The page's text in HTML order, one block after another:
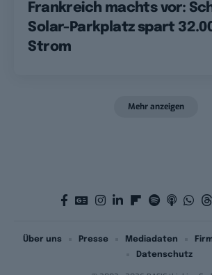
Frankreich machts vor:
Solar-Parkplatz spart
Strom
Mehr anzeigen
Über uns Presse Mediadaten
Datenschutz